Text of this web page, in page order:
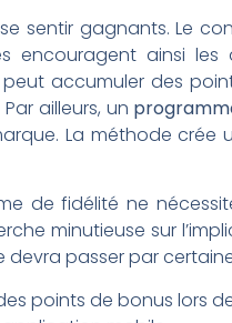
sentir gagnants. Le
encouragent ainsi les
accumuler des
ailleurs, un
La méthode
de fidélité ne
minutieuse sur
devra passer par
points de bonus lors